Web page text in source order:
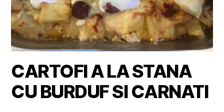
CARTOFI A LA STANA
CU BURDUF SI CARNATI